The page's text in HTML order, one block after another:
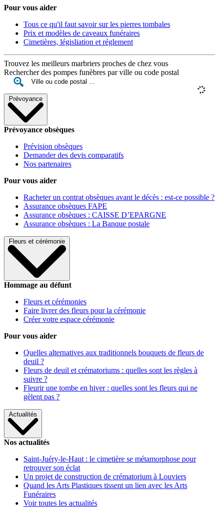
Pour vous aider
Tous ce qu'il faut savoir sur les pierres tombales
Prix et modèles de caveaux funéraires
Cimetières, législiation et réglement
Trouvez les meilleurs marbriers proches de chez vous
Rechercher des pompes funèbres par ville ou code postal
Prévoyance
Prévoyance obsèques
Prévision obsèques
Demander des devis comparatifs
Nos partenaires
Pour vous aider
Racheter un contrat obsèques avant le décès : est-ce possible ?
Assurance obsèques FAPE
Assurance obsèques : CAISSE D’EPARGNE
Assurance obsèques : La Banque postale
Fleurs et cérémonie
Hommage au défunt
Fleurs et cérémonies
Faire livrer des fleurs pour la cérémonie
Créer votre espace cérémonie
Pour vous aider
Quelles alternatives aux traditionnels bouquets de fleurs de
deuil ?
Fleurs de deuil et crématoriums : quelles sont les règles à
suivre ?
Fleurir une tombe en hiver : quelles sont les fleurs qui ne
gèlent pas ?
Actualités
Nos actualités
Saint-Juéry-le-Haut : le cimetière se métamorphose pour
retrouver son éclat
Un projet de construction de crématorium à Louviers
Quand les Arts Plastiques tissent un lien avec les Arts
Funéraires
Voir toutes les actualités